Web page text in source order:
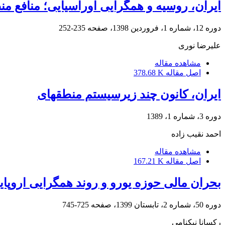
ایران، روسیه و همگرایی اوراسیایی؛ منافع
دوره 12، شماره 1، فروردین 1398، صفحه 235-252
علیرضا نوری
مشاهده مقاله
اصل مقاله 378.68 K
ایران، کانون چند زیرسیستم منطقه‏ای
دوره 3، شماره 1، 1389
احمد نقیب زاده
مشاهده مقاله
اصل مقاله 167.21 K
بحران مالی حوزه یورو و روند همگرایی
دوره 50، شماره 2، تابستان 1399، صفحه 725-745
رکسانا نیکنامی